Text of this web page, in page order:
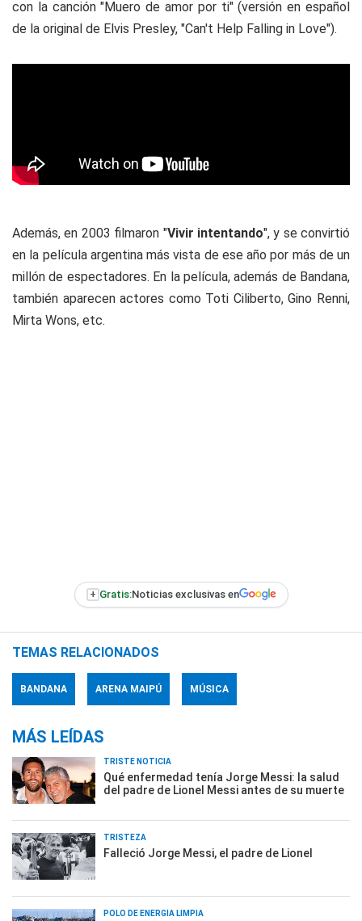
con la canción "Muero de amor por ti" (versión en español
de la original de Elvis Presley, "Can't Help Falling in Love").
Además, en 2003 filmaron "Vivir intentando", y se convirtió
en la película argentina más vista de ese año por más de un
millón de espectadores. En la película, además de Bandana,
también aparecen actores como Toti Ciliberto, Gino Renni,
Mirta Wons, etc.
+ Gratis:Noticias exclusivas en
TEMAS RELACIONADOS
BANDANA ARENA MAIPÚ MÚSICA
MÁS LEÍDAS
TRISTE NOTICIA
Qué enfermedad tenía Jorge Messi: la salud
del padre de Lionel Messi antes de su muerte
TRISTEZA
Falleció Jorge Messi, el padre de Lionel
POLO DE ENERGÍA LIMPIA